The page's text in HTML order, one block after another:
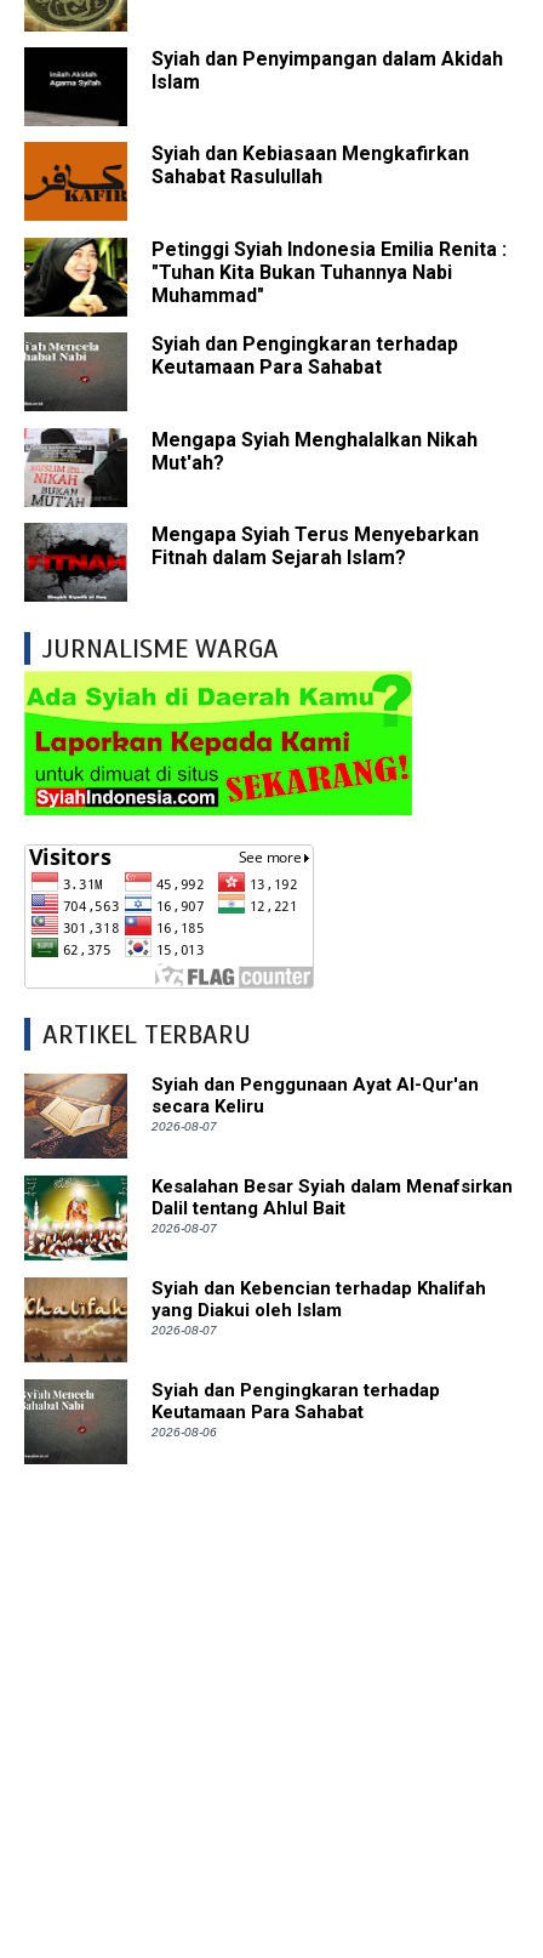
Syiah dan Penyimpangan dalam Akidah
Islam
Syiah dan Kebiasaan Mengkafirkan
Sahabat Rasulullah
Petinggi Syiah Indonesia Emilia Renita :
"Tuhan Kita Bukan Tuhannya Nabi
Muhammad"
Syiah dan Pengingkaran terhadap
Keutamaan Para Sahabat
Mengapa Syiah Menghalalkan Nikah
Mut'ah?
Mengapa Syiah Terus Menyebarkan
Fitnah dalam Sejarah Islam?
JURNALISME WARGA
ARTIKEL TERBARU
Syiah dan Penggunaan Ayat Al-Qur'an
secara Keliru
2026-08-07
Kesalahan Besar Syiah dalam Menafsirkan
Dalil tentang Ahlul Bait
2026-08-07
Syiah dan Kebencian terhadap Khalifah
yang Diakui oleh Islam
2026-08-07
Syiah dan Pengingkaran terhadap
Keutamaan Para Sahabat
2026-08-06